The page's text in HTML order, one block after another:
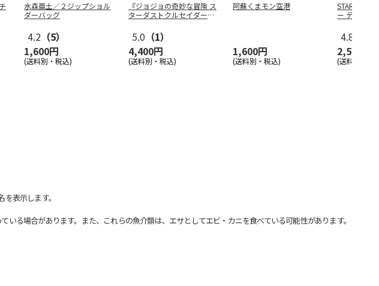
水森亜土／２ジップショル
ダーバッグ
4.2 （5）
1,600円
(送料別・税込)
『ジョジョの奇妙な冒険 ス
ターダストクルセイダー
5.0 （1）
4,400円
(送料別・税込)
阿蘇くまモン空港
1,600円
(送料別・税込)
STAR
ー デザイン
4.8
2,500円
(送料別・税
表示します。
る場合があります。また、これらの魚介類は、エサとしてエビ・カニを食べている可能性があります。